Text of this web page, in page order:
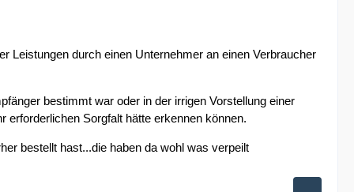
Leistungen durch einen Unternehmer an einen Verbraucher
bestimmt war oder in der irrigen Vorstellung einer
erforderlichen Sorgfalt hätte erkennen können.
bestellt hast...die haben da wohl was verpeilt